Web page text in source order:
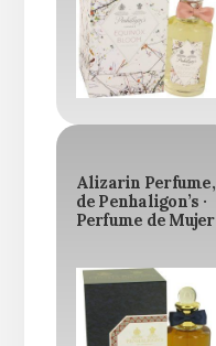
Alizarin Perfume,
de Penhaligon’s ·
Perfume de Mujer